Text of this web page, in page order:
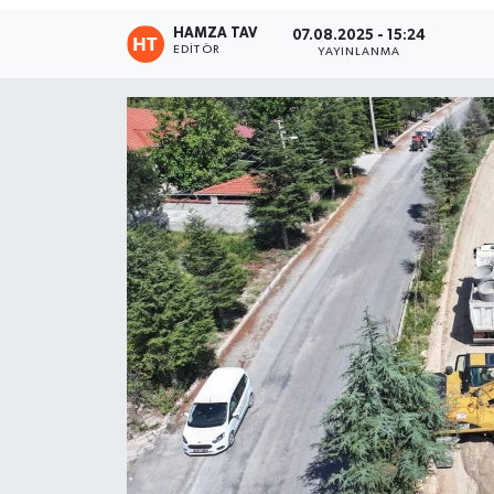
HAMZA TAV
EDITÖR
07.08.2025 - 15:24
YAYINLANMA
Teknoloji
Resmi İlan